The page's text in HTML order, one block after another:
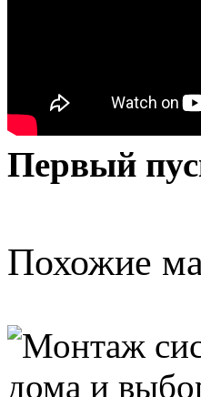
Первый
Похожие